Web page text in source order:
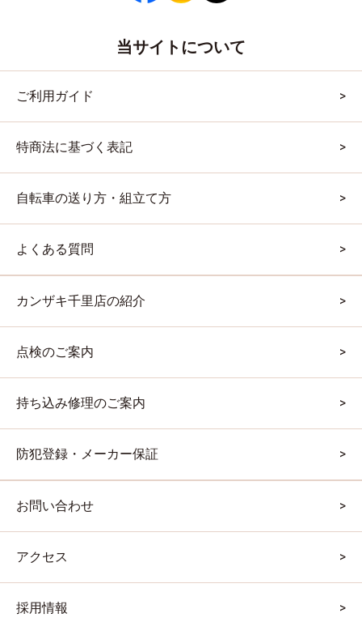
当サイトについて
ご利用ガイド
特商法に基づく表記
自転車の送り方・組立て方
よくある質問
カンザキ千里店の紹介
点検のご案内
持ち込み修理のご案内
防犯登録・メーカー保証
お問い合わせ
アクセス
採用情報